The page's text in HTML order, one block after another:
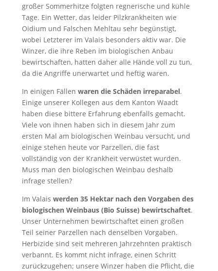
großer Sommerhitze folgten regnerische und kühle
Tage. Ein Wetter, das leider Pilzkrankheiten wie
Oidium und Falschen Mehltau sehr begünstigt,
wobei Letzterer im Valais besonders aktiv war. Die
Winzer, die ihre Reben im biologischen Anbau
bewirtschaften, hatten daher alle Hände voll zu tun,
da die Angriffe unerwartet und heftig waren.
In einigen Fällen waren die Schäden irreparabel.
Einige unserer Kollegen aus dem Kanton Waadt
haben diese bittere Erfahrung ebenfalls gemacht.
Viele von ihnen haben sich in diesem Jahr zum
ersten Mal am biologischen Weinbau versucht, und
einige stehen heute vor Parzellen, die fast
vollständig von der Krankheit verwüstet wurden.
Muss man den biologischen Weinbau deshalb
infrage stellen?
Im Valais werden 35 Hektar nach den Vorgaben des
biologischen Weinbaus (Bio Suisse) bewirtschaftet.
Unser Unternehmen bewirtschaftet einen großen
Teil seiner Parzellen nach denselben Vorgaben.
Herbizide sind seit mehreren Jahrzehnten praktisch
verbannt. Es kommt nicht infrage, einen Schritt
zurückzugehen; unsere Winzer haben die Pflicht, die